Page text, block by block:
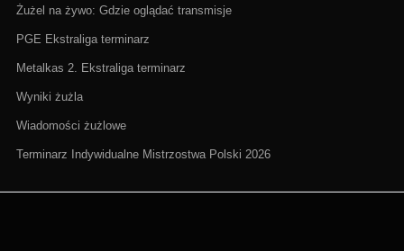
Żużel na żywo: Gdzie oglądać transmisje
PGE Ekstraliga terminarz
Metalkas 2. Ekstraliga terminarz
Wyniki żużla
Wiadomości żużlowe
Terminarz Indywidualne Mistrzostwa Polski 2026